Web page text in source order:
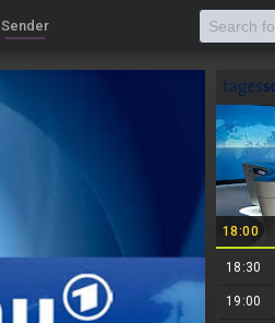
Sender
18:00
18:30
19:00